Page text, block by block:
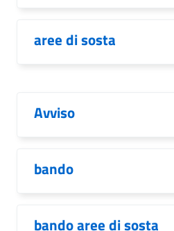
aree di sosta
Avviso
bando
bando aree di sosta